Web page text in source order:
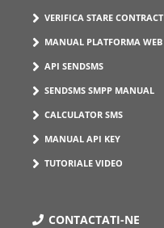
VERIFICA STARE CONTRACT
MANUAL PLATFORMA WEB
API SENDSMS
SENDSMS SMPP MANUAL
CALCULATOR SMS
MANUAL API KEY
TUTORIALE VIDEO
CONTACTATI-NE